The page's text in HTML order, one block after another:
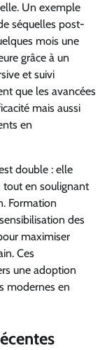
Un exemple
séquelles post-
mois une
grâce à un
et suivi
que les avancées
mais aussi
en
double : elle
tout en soulignant
Formation
des
maximiser
Ces
une adoption
modernes en